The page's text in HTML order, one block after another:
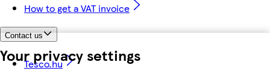
Your privacy settings
How to get a VAT invoice
Contact us
Tesco.hu